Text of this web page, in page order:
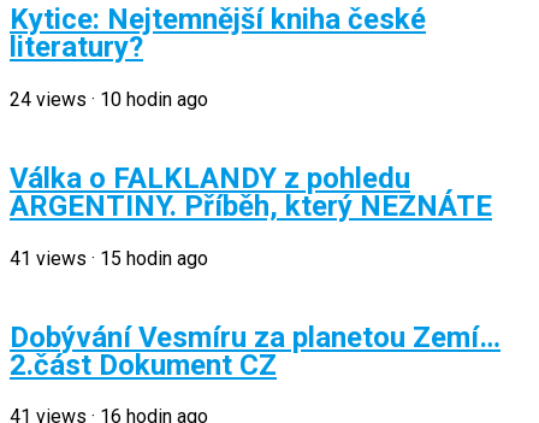
Kytice: Nejtemnější kniha české
literatury?
24 views · 10 hodin ago
Válka o FALKLANDY z pohledu
ARGENTINY. Příběh, který NEZNÁTE
41 views · 15 hodin ago
Dobývání Vesmíru za planetou Zemí…
2.část Dokument CZ
41 views · 16 hodin ago